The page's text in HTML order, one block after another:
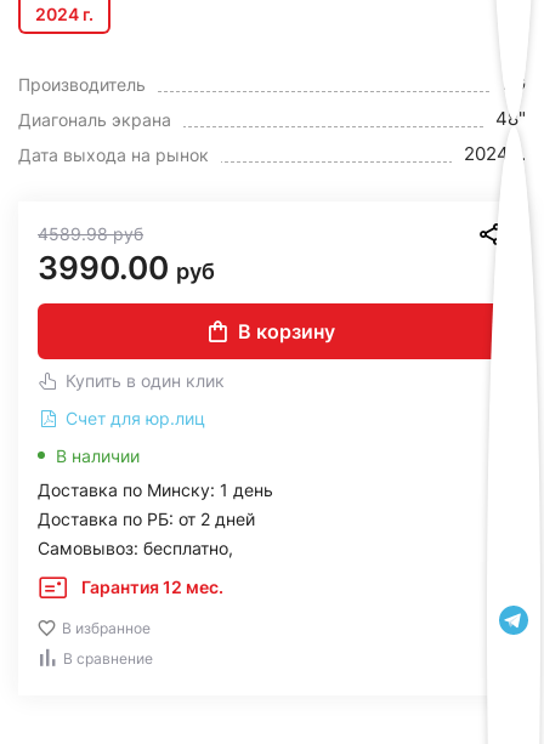
2024 г.
Производитель LG
Диагональ экрана 48"
Дата выхода на рынок 2024 г.
4589.98руб
3990.00 руб
В корзину
Купить в один клик
Счет для юр.лиц
В наличии
Доставка по Минску: 1 день
Доставка по РБ: от 2 дней
Самовывоз: бесплатно,
Гарантия 12 мес.
В избранное
В сравнение